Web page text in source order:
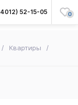
52-15-05 0
Квартиры